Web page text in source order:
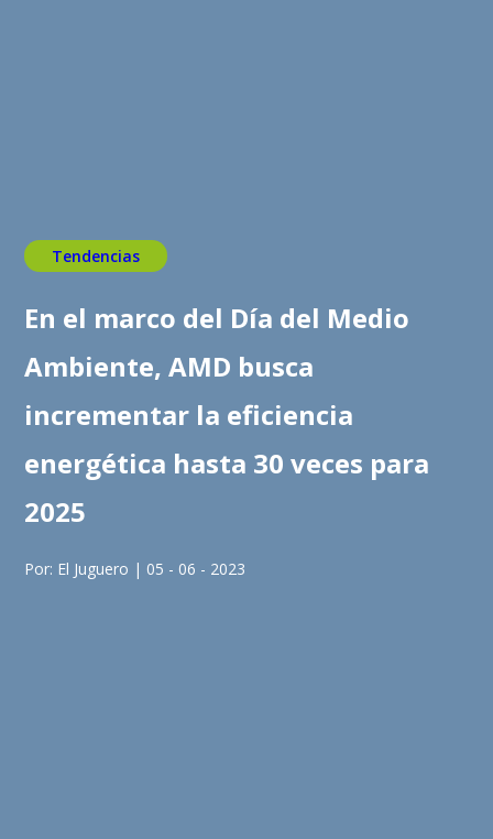
Tendencias
En el marco del Día del Medio
Ambiente, AMD busca
incrementar la eficiencia
energética hasta 30 veces para
2025
Por: El Juguero | 05 - 06 - 2023